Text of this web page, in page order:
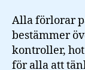
Alla förlorar
bestämmer
kontroller,
för alla att